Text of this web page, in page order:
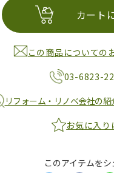
カート
この商品についての
03-6823-
リフォーム・リノベ会社の
お気に入り
このアイテムを